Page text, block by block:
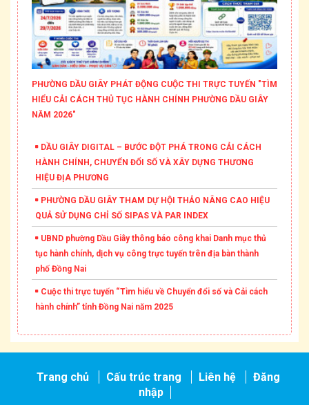
PHƯỜNG DẦU GIÂY PHÁT ĐỘNG CUỘC THI TRỰC TUYẾN "TÌM
HIỂU CẢI CÁCH THỦ TỤC HÀNH CHÍNH PHƯỜNG DẦU GIÂY
NĂM 2026"
DẦU GIÂY DIGITAL – BƯỚC ĐỘT PHÁ TRONG CẢI CÁCH
HÀNH CHÍNH, CHUYỂN ĐỔI SỐ VÀ XÂY DỰNG THƯƠNG
HIỆU ĐỊA PHƯƠNG
PHƯỜNG DẦU GIÂY THAM DỰ HỘI THẢO NÂNG CAO HIỆU
QUẢ SỬ DỤNG CHỈ SỐ SIPAS VÀ PAR INDEX
UBND phường Dầu Giây thông báo công khai Danh mục thủ
tục hành chính, dịch vụ công trực tuyến trên địa bàn thành
phố Đồng Nai
Cuộc thi trực tuyến “Tìm hiểu về Chuyển đổi số và Cải cách
hành chính” tỉnh Đồng Nai năm 2025
Trang chủ Cấu trúc trang Liên hệ
Đăng
nhập